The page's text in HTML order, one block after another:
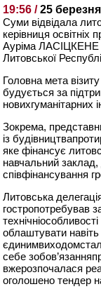
19:56 /25
Суми відвідала
керівниця освітніх
АурімаЛАСІЦКЕНЕ
Литовської
Головна мета візиту
будується за
новихгуманітарних
Зокрема,
із будівництва
якефінансує
навчальний
співфінансування
Литовська
гостропотребував
технічніособливості
облаштувати навіть
єдинимвиходом
себезобов’язання
вжерозпочалася
оголошено тендер